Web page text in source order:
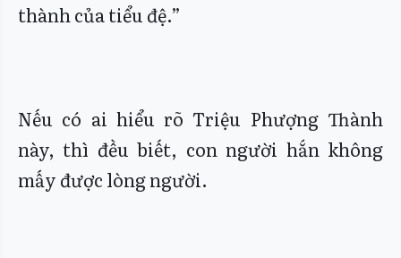
thành của tiểu đệ.”
Nếu có ai hiểu rõ Triệu Phượng Thành
này, thì đều biết, con người hắn không
mấy được lòng người.